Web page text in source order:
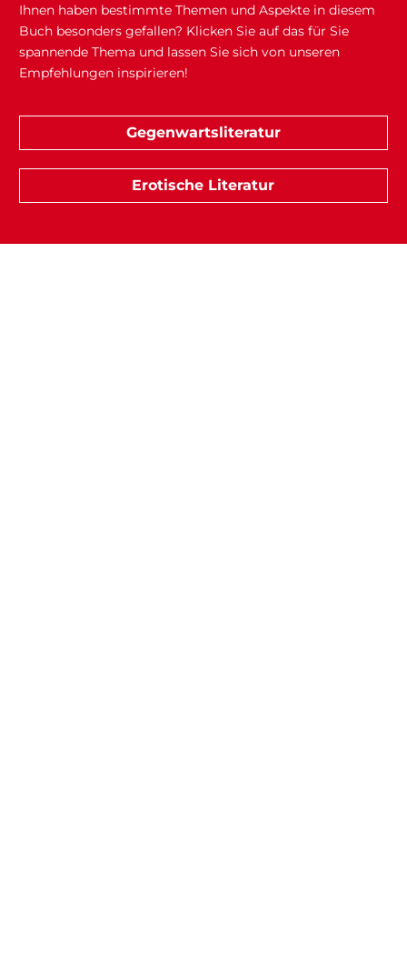
Ihnen haben bestimmte Themen und Aspekte in diesem
Buch besonders gefallen? Klicken Sie auf das für Sie
spannende Thema und lassen Sie sich von unseren
Empfehlungen inspirieren!
Gegenwartsliteratur
Erotische Literatur